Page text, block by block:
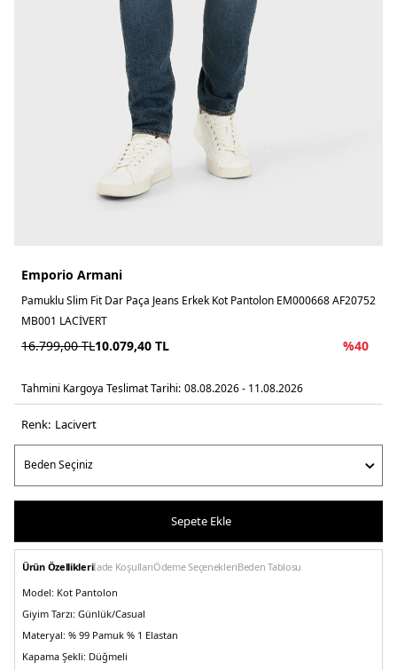
Emporio Armani
Pamuklu Slim Fit Dar Paça Jeans Erkek Kot Pantolon EM000668 AF20752
MB001 LACİVERT
16.799,00TL10.079,40 TL %40
Tahmini Kargoya Teslimat Tarihi: 08.08.2026 - 11.08.2026
Renk: laci̇vert
Sepete Ekle
Ürün Özellikleriİade KoşullarıÖdeme SeçenekleriBeden Tablosu
Model: Kot Pantolon
Giyim Tarzı: Günlük/Casual
Materyal: % 99 Pamuk % 1 Elastan
Kapama Şekli: Düğmeli